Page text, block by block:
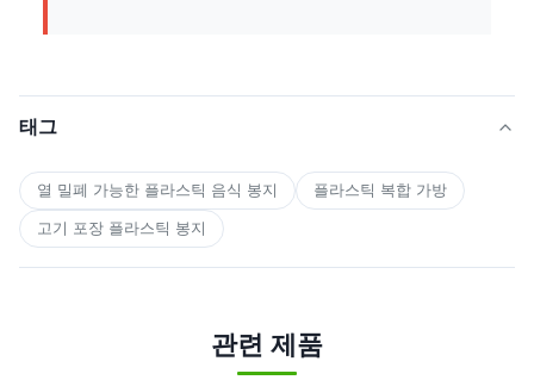
태그
열 밀폐 가능한 플라스틱 음식 봉지 플라스틱 복합 가방
고기 포장 플라스틱 봉지
관련 제품